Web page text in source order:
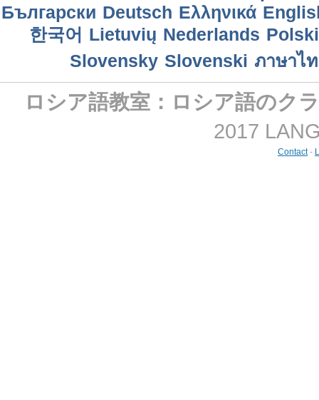
Български Deutsch Ελληνικά
한국어 Lietuvių Nederlands Polski
Slovensky Slovenski ภาษาไ
ロシア語教室：ロシア語のク
2017
Contact-